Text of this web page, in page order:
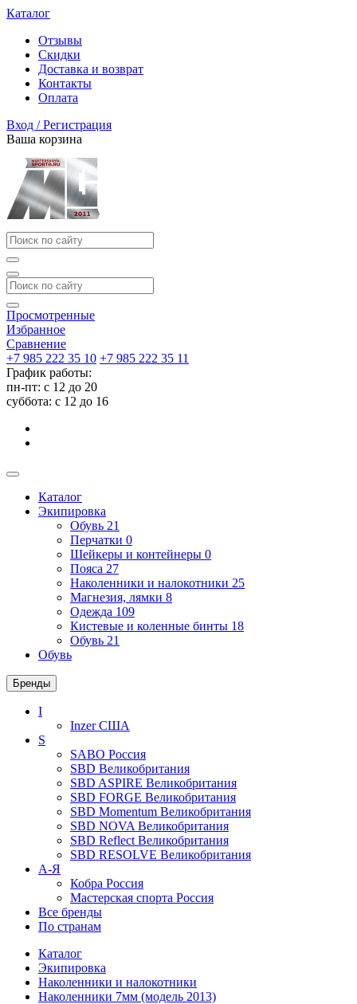
Каталог
Отзывы
Скидки
Доставка и возврат
Контакты
Оплата
Вход / Регистрация
Ваша корзина
Просмотренные
Избранное
Сравнение
+7 985 222 35 10 +7 985 222 35 11
График работы:
пн-пт: с 12 до 20
суббота: c 12 до 16
Каталог
Экипировка
Обувь 21
Перчатки 0
Шейкеры и контейнеры 0
Пояса 27
Наколенники и налокотники 25
Магнезия, лямки 8
Одежда 109
Кистевые и коленные бинты 18
Обувь 21
Обувь
Бренды
I
InzerСША
S
SABO Россия
SBD Великобритания
SBD ASPIRE Великобритания
SBD FORGE Великобритания
SBD Momentum Великобритания
SBD NOVA Великобритания
SBD Reflect Великобритания
SBD RESOLVE Великобритания
А-Я
Кобра Россия
Мастерская спорта Россия
Все бренды
По странам
Каталог
Экипировка
Наколенники и налокотники
Наколенники 7мм (модель 2013)